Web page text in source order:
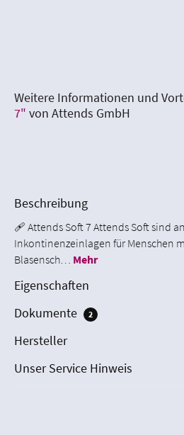
Weitere Informationen und
7" von Attends GmbH
Beschreibung
🩹 Attends Soft 7 Attends Soft sind
Inkontinenzeinlagen für Menschen
Blasensch… Mehr
Eigenschaften
Dokumente
2
Hersteller
Unser Service Hinweis